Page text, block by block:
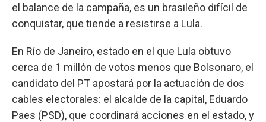
el balance de la campaña, es un brasileño difícil de
conquistar, que tiende a resistirse a Lula.
En Río de Janeiro, estado en el que Lula obtuvo
cerca de 1 millón de votos menos que Bolsonaro, el
candidato del PT apostará por la actuación de dos
cables electorales: el alcalde de la capital, Eduardo
Paes (PSD), que coordinará acciones en el estado, y